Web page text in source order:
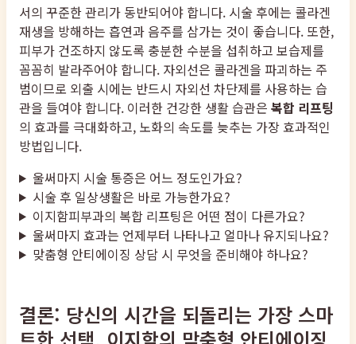
서의 꾸준한 관리가 동반되어야 합니다. 시술 후에는 콜라겐
재생을 방해하는 흡연과 음주를 삼가는 것이 좋습니다. 또한,
피부가 건조하지 않도록 충분한 수분을 섭취하고 보습제를
꼼꼼히 발라주어야 합니다. 자외선은 콜라겐을 파괴하는 주
범이므로 외출 시에는 반드시 자외선 차단제를 사용하는 습
관을 들여야 합니다. 이러한 건강한 생활 습관은 복합 리프팅
의 효과를 극대화하고, 노화의 속도를 늦추는 가장 효과적인
방법입니다.
울써마지 시술 통증은 어느 정도인가요?
시술 후 일상생활은 바로 가능한가요?
이지함피부과의 복합 리프팅은 어떤 점이 다른가요?
울써마지 효과는 언제부터 나타나고 얼마나 유지되나요?
맞춤형 안티에이징 상담 시 무엇을 준비해야 하나요?
결론: 당신의 시간을 되돌리는 가장 스마